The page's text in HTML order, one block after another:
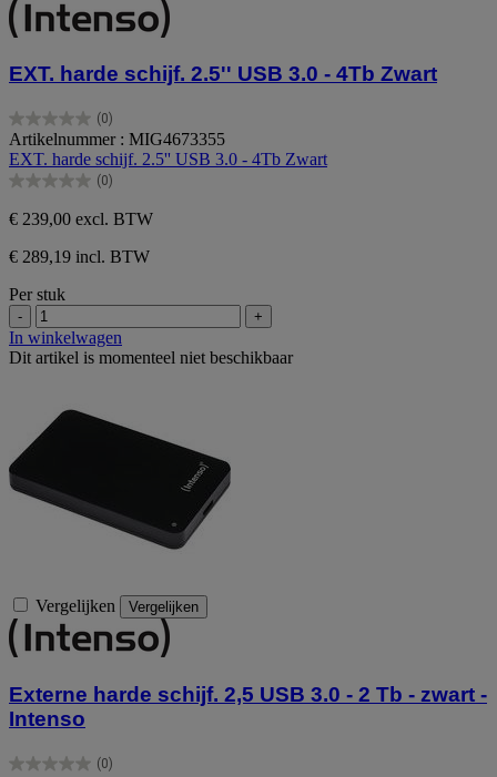
EXT. harde schijf. 2.5'' USB 3.0 - 4Tb Zwart
(0)
0.0
van
de
5
Artikelnummer : MIG4673355
EXT. harde schijf. 2.5'' USB 3.0 - 4Tb Zwart
(0)
0.0
van
de
5
sterren.
€ 239,00 excl. BTW
€ 289,19 incl. BTW
Per stuk
- +
In winkelwagen
Dit artikel is momenteel niet beschikbaar
Vergelijken Vergelijken
Externe harde schijf. 2,5 USB 3.0 - 2 Tb - zwart -
Intenso
(0)
0.0